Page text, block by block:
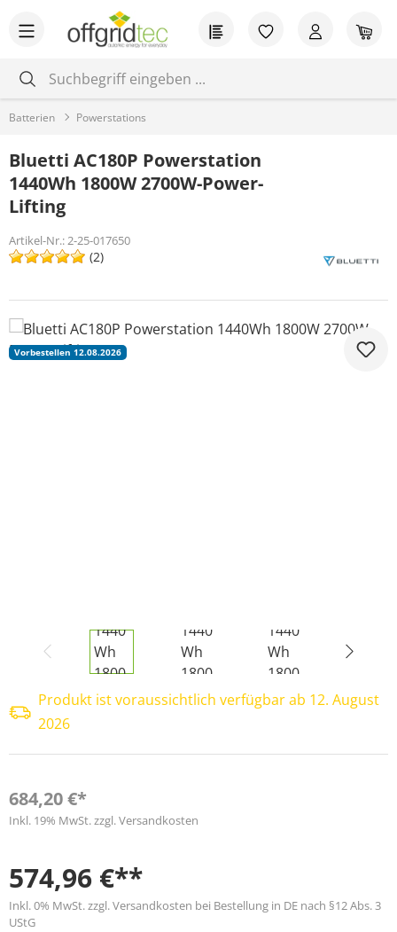
Zum Hauptinhalt springen Du hast 0
Batterien Powerstations
Bluetti AC180P Powerstation
1440Wh 1800W 2700W-Power-
Lifting
Artikel-Nr.:2-25-017650
(2)
Bildergalerie überspringen
Vorbestellen 12.08.2026
Produkt ist voraussichtlich verfügbar ab 12. August
2026
684,20 €*
Inkl. 19% MwSt. zzgl. Versandkosten
574,96 €**
Inkl. 0% MwSt. zzgl. Versandkosten bei Bestellung in DE nach §12 Abs. 3
UStG